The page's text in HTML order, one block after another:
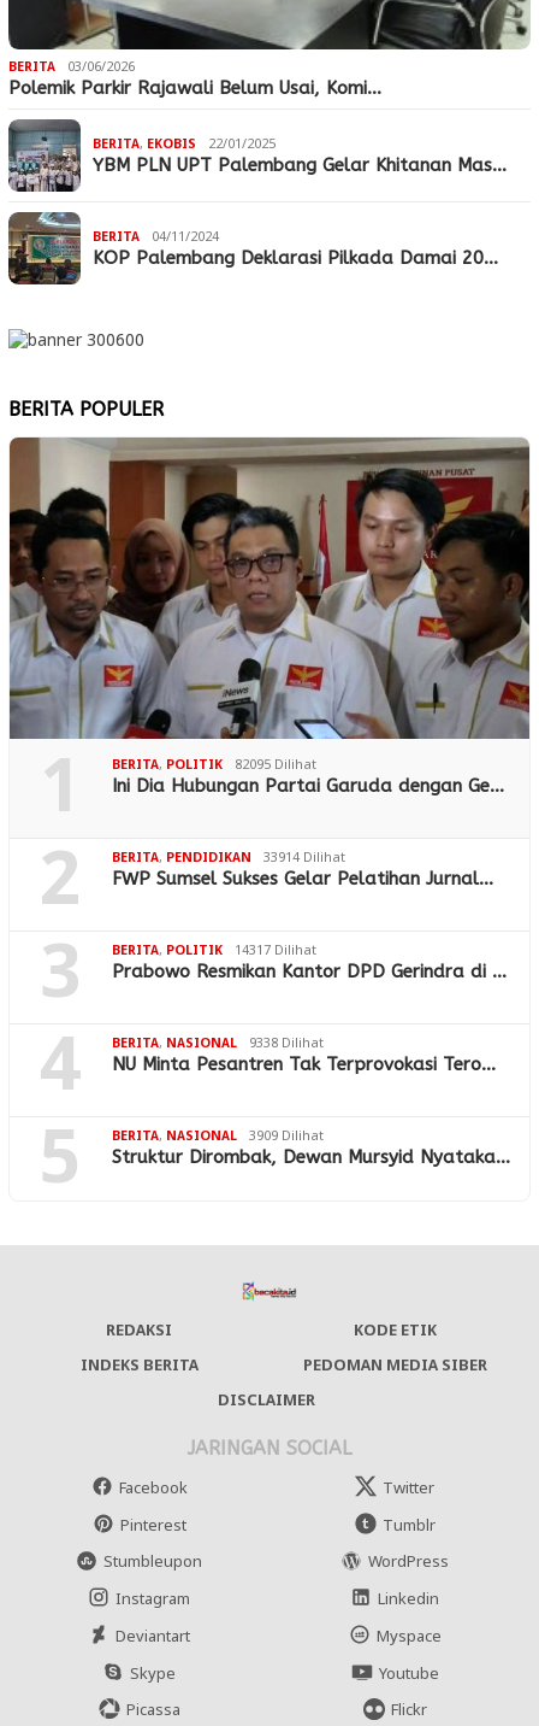
BERITA 03/06/2026
Polemik Parkir Rajawali Belum Usai, Komi…
BERITA, EKOBIS 22/01/2025
YBM PLN UPT Palembang Gelar Khitanan Mas…
BERITA 04/11/2024
KOP Palembang Deklarasi Pilkada Damai 20…
BERITA POPULER
1 BERITA, POLITIK 82095 Dilihat
Ini Dia Hubungan Partai Garuda dengan Ge…
2 BERITA, PENDIDIKAN 33914 Dilihat
FWP Sumsel Sukses Gelar Pelatihan Jurnal…
3 BERITA, POLITIK 14317 Dilihat
Prabowo Resmikan Kantor DPD Gerindra di …
4 BERITA, NASIONAL 9338 Dilihat
NU Minta Pesantren Tak Terprovokasi Tero…
5 BERITA, NASIONAL 3909 Dilihat
Struktur Dirombak, Dewan Mursyid Nyataka…
REDAKSI
KODE ETIK
INDEKS BERITA
PEDOMAN MEDIA SIBER
DISCLAIMER
JARINGAN SOCIAL
Facebook
Twitter
Pinterest
Tumblr
Stumbleupon
WordPress
Instagram
Linkedin
Deviantart
Myspace
Skype
Youtube
Picassa
Flickr